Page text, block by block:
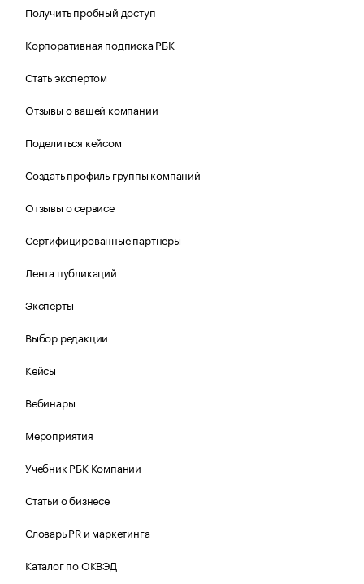
Получить пробный доступ
Корпоративная подписка РБК
Стать экспертом
Отзывы о вашей компании
Поделиться кейсом
Создать профиль группы компаний
Отзывы о сервисе
Сертифицированные партнеры
Лента публикаций
Эксперты
Выбор редакции
Кейсы
Вебинары
Мероприятия
Учебник РБК Компании
Статьи о бизнесе
Словарь PR и маркетинга
Каталог по ОКВЭД